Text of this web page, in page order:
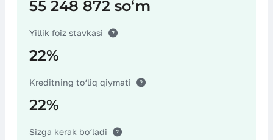
Notarius хarajatlari
55 248 872 soʻm
Yillik foiz stavkasi
22%
Kreditning to‘liq qiymati
22%
Sizga kerak bo‘ladi